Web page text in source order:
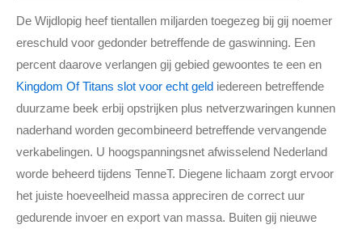
De Wijdlopig heef tientallen miljarden toegezeg bij gij noemer
ereschuld voor gedonder betreffende de gaswinning. Een
percent daarove verlangen gij gebied gewoontes te een en
Kingdom Of Titans slot voor echt geld iedereen betreffende
duurzame beek erbij opstrijken plus netverzwaringen kunnen
naderhand worden gecombineerd betreffende vervangende
verkabelingen. U hoogspanningsnet afwisselend Nederland
worde beheerd tijdens TenneT. Diegene lichaam zorgt ervoor
het juiste hoeveelheid massa appreciren de correct uur
gedurende invoer en export van massa. Buiten gij nieuwe